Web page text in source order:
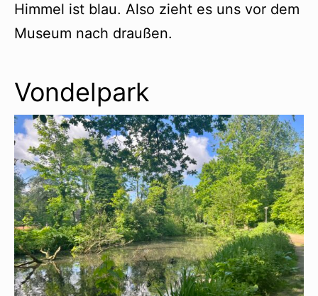
Himmel ist blau. Also zieht es uns vor dem
Museum nach draußen.
Vondelpark